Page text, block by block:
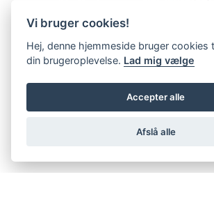
Vi bruger cookies!
Hej, denne hjemmeside bruger cookies
din brugeroplevelse. Lad mig vælge
Accepter alle
Afslå alle